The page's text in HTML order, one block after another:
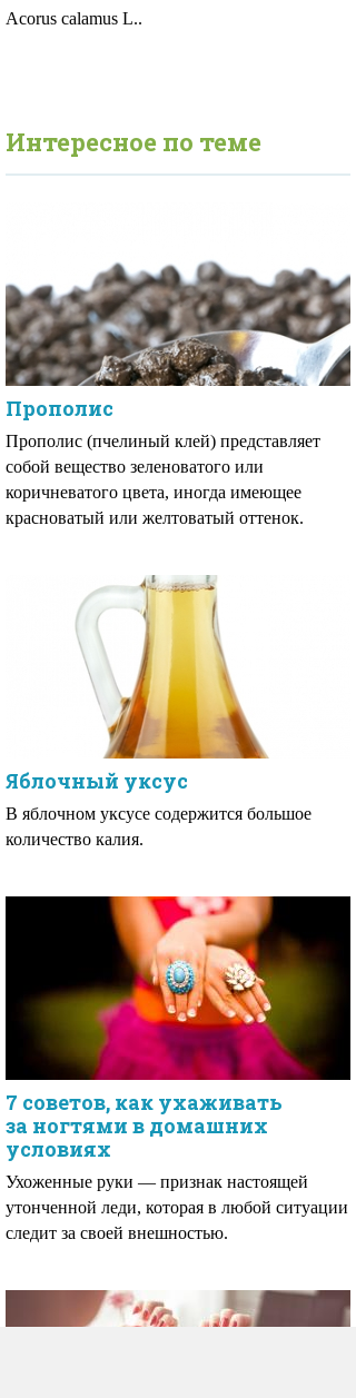
Acorus calamus L..
Интересное по теме
Прополис
Прополис (пчелиный клей) представляет
собой вещество зеленоватого или
коричневатого цвета, иногда имеющее
красноватый или желтоватый оттенок.
Яблочный уксус
В яблочном уксусе содержится большое
количество калия.
7 советов, как ухаживать
за ногтями в домашних
условиях
Ухоженные руки — признак настоящей
утонченной леди, которая в любой ситуации
следит за своей внешностью.